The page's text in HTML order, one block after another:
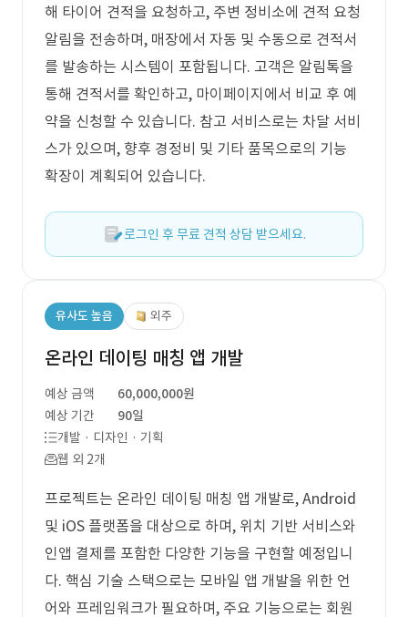
해 타이어 견적을 요청하고, 주변 정비소에 견적 요청
알림을 전송하며, 매장에서 자동 및 수동으로 견적서
를 발송하는 시스템이 포함됩니다. 고객은 알림톡을
통해 견적서를 확인하고, 마이페이지에서 비교 후 예
약을 신청할 수 있습니다. 참고 서비스로는 차달 서비
스가 있으며, 향후 경정비 및 기타 품목으로의 기능
확장이 계획되어 있습니다.
로그인 후 무료 견적 상담 받으세요.
유사도 높음 외주
온라인 데이팅 매칭 앱 개발
예상 금액
60,000,000원
예상 기간
90일
개발 · 디자인 · 기획
웹 외 2개
프로젝트는 온라인 데이팅 매칭 앱 개발로, Android
및 iOS 플랫폼을 대상으로 하며, 위치 기반 서비스와
인앱 결제를 포함한 다양한 기능을 구현할 예정입니
다. 핵심 기술 스택으로는 모바일 앱 개발을 위한 언
어와 프레임워크가 필요하며, 주요 기능으로는 회원